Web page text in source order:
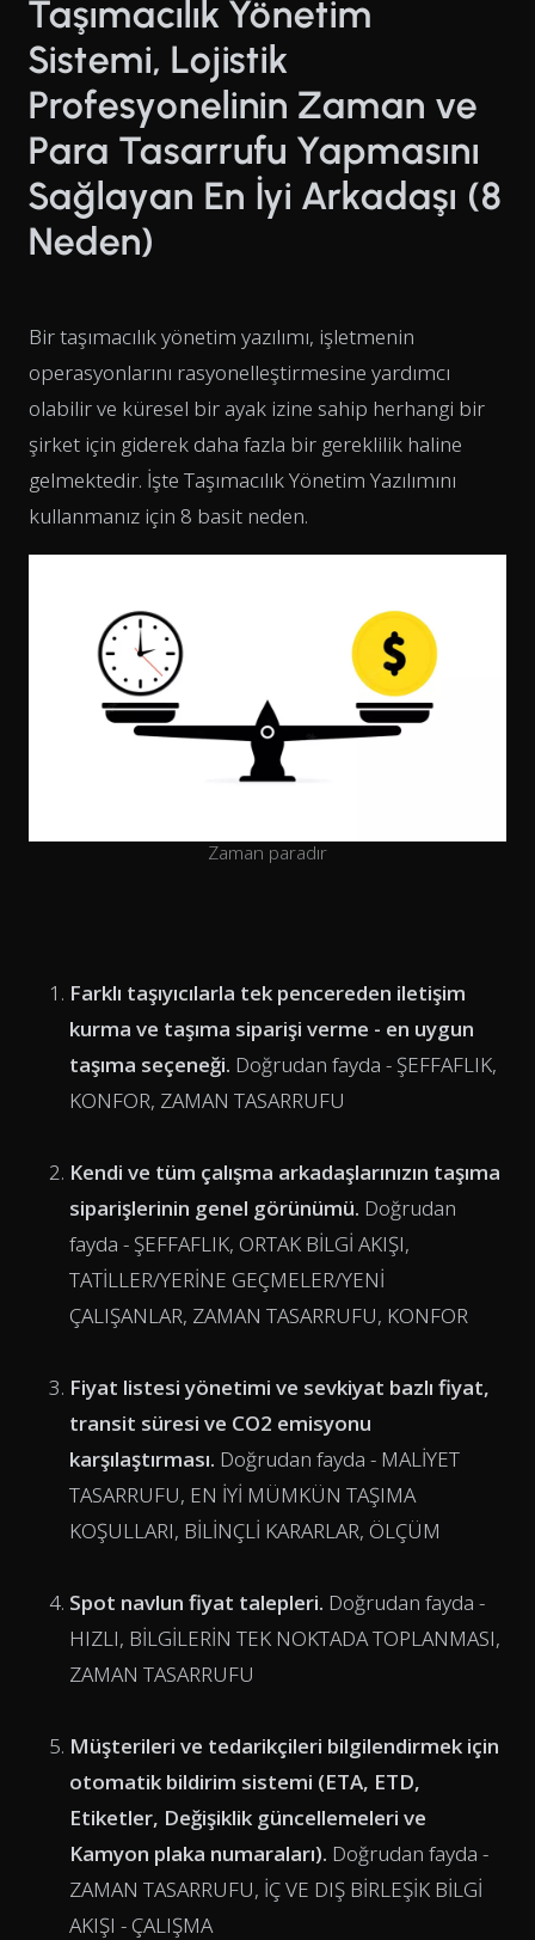
Taşımacılık Yönetim
Sistemi, Lojistik
Profesyonelinin Zaman ve
Para Tasarrufu Yapmasını
Sağlayan En İyi Arkadaşı (8
Neden)
Bir taşımacılık yönetim yazılımı, işletmenin
operasyonlarını rasyonelleştirmesine yardımcı
olabilir ve küresel bir ayak izine sahip herhangi bir
şirket için giderek daha fazla bir gereklilik haline
gelmektedir. İşte Taşımacılık Yönetim Yazılımını
kullanmanız için 8 basit neden.
Zaman paradır
Farklı taşıyıcılarla tek pencereden iletişim
kurma ve taşıma siparişi verme - en uygun
taşıma seçeneği. Doğrudan fayda - ŞEFFAFLIK,
KONFOR, ZAMAN TASARRUFU
Kendi ve tüm çalışma arkadaşlarınızın taşıma
siparişlerinin genel görünümü. Doğrudan
fayda - ŞEFFAFLIK, ORTAK BİLGİ AKIŞI,
TATİLLER/YERİNE GEÇMELER/YENİ
ÇALIŞANLAR, ZAMAN TASARRUFU, KONFOR
Fiyat listesi yönetimi ve sevkiyat bazlı fiyat,
transit süresi ve CO2 emisyonu
karşılaştırması. Doğrudan fayda - MALİYET
TASARRUFU, EN İYİ MÜMKÜN TAŞIMA
KOŞULLARI, BİLİNÇLİ KARARLAR, ÖLÇÜM
Spot navlun fiyat talepleri. Doğrudan fayda -
HIZLI, BİLGİLERİN TEK NOKTADA TOPLANMASI,
ZAMAN TASARRUFU
Müşterileri ve tedarikçileri bilgilendirmek için
otomatik bildirim sistemi (ETA, ETD,
Etiketler, Değişiklik güncellemeleri ve
Kamyon plaka numaraları). Doğrudan fayda -
ZAMAN TASARRUFU, İÇ VE DIŞ BİRLEŞİK BİLGİ
AKIŞI - ÇALIŞMA